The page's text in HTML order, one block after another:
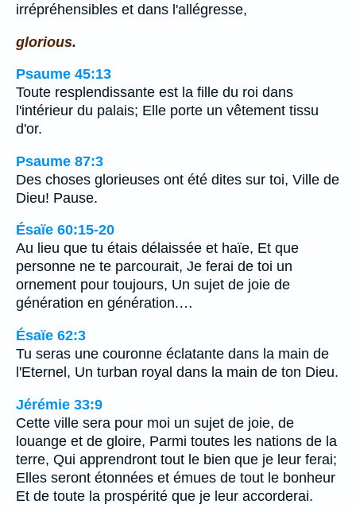
irrépréhensibles et dans l'allégresse,
glorious.
Psaume 45:13
Toute resplendissante est la fille du roi dans
l'intérieur du palais; Elle porte un vêtement tissu
d'or.
Psaume 87:3
Des choses glorieuses ont été dites sur toi, Ville de
Dieu! Pause.
Ésaïe 60:15-20
Au lieu que tu étais délaissée et haïe, Et que
personne ne te parcourait, Je ferai de toi un
ornement pour toujours, Un sujet de joie de
génération en génération.…
Ésaïe 62:3
Tu seras une couronne éclatante dans la main de
l'Eternel, Un turban royal dans la main de ton Dieu.
Jérémie 33:9
Cette ville sera pour moi un sujet de joie, de
louange et de gloire, Parmi toutes les nations de la
terre, Qui apprendront tout le bien que je leur ferai;
Elles seront étonnées et émues de tout le bonheur
Et de toute la prospérité que je leur accorderai.